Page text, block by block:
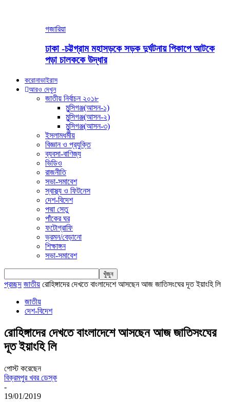
গজারিয়া
ঢাকা -চট্টগ্রাম মহাসড়কে সড়ক দুর্ঘটনায় পিকাপে আটকে
পড়া চালককে উদ্ধার
করোনাভাইরাস
আরও দেখুন
জাতীয় নির্বাচন ২০১৮
মুন্সিগঞ্জ(আসন-১)
মুন্সিগঞ্জ(আসন-২)
মুন্সিগঞ্জ(আসন-৩)
ইসলামধর্মীয়
বিজ্ঞান ও প্রযুক্তি
ব্যবসা-বাণিজ্য
ভিডিও
রাজনীতি
সভা-সমাবেশ
স্বাস্থ্য ও ফিটনেস
দেশ-বিদেশ
পদ্মা সেতু
পাঁকের ঘর
ফটোগ্রাফি
ভ্রমন/বেড়ানো
শিক্ষাঙ্গন
সভা-সমাবেশ
প্রচ্ছদ জাতীয় রোহিঙ্গাদের দেখতে বাংলাদেশে আসছেন আজ জাতিসংঘের দূত ইয়াংহি লি
জাতীয়
দেশ-বিদেশ
রোহিঙ্গাদের দেখতে বাংলাদেশে আসছেন আজ জাতিসংঘের
দূত ইয়াংহি লি
পোস্ট করেছেন
বিক্রমপুর খবর ডেস্ক
-
19/01/2019